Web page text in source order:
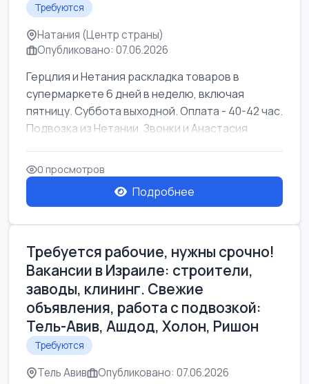
Требуются
Натания (Центр страны)
Опубликовано: 07.06.2026
Герцлия и Нетания раскладка товаров в
супермаркете 6 дней в неделю, включая
пятницу. Суббота выходной. Оплата - 40-42 час.
Подвозка из Нетании. Звонки и Анастасия
0 просмотров
Подробнее
Требуется рабочие, нужны срочно!
Вакансии в Израиле: строители,
заводы, клининг. Свежие
объявления, работа с подвозкой:
Тель-Авив, Ашдод, Холон, Ришон
Требуются
Тель Авив Опубликовано: 07.06.2026